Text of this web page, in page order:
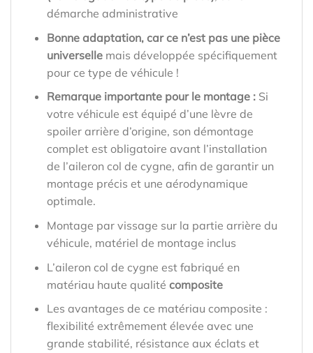
démarche administrative
Bonne adaptation, car ce n’est pas une pièce
universellemais développée spécifiquement
pour ce type de véhicule !
Remarque importante pour le montage : Si
votre véhicule est équipé d’une lèvre de
spoiler arrière d’origine, son démontage
complet est obligatoire avant l’installation
de l’aileron col de cygne, afin de garantir un
montage précis et une aérodynamique
optimale.
Montage par vissage sur la partie arrière du
véhicule, matériel de montage inclus
L’aileron col de cygne est fabriqué en
matériau haute qualité composite
Les avantages de ce matériau composite :
flexibilité extrêmement élevée avec une
grande stabilité, résistance aux éclats et